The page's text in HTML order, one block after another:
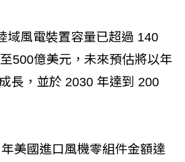
域風電裝置容量已超過 140
500億美元，未來預估將以年
長，並於 2030 年達到 200
美國進口風機零組件金額達